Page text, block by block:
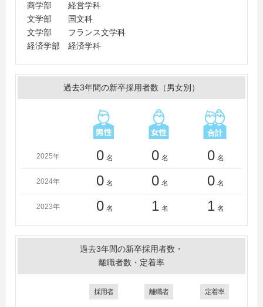
商学部 経営学科
文学部 国文科
文学部 フランス文学科
経済学部 経済学科
過去3年間の新卒採用者数（男女別）
2025年 0 名 0 名 0 名
2024年 0 名 0 名 0 名
2023年 0 名 1 名 1 名
過去3年間の新卒採用者数・
離職者数・定着率
採用者 離職者 定着率